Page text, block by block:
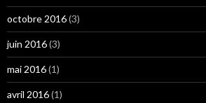
octobre 2016(3)
juin 2016(3)
mai 2016(1)
avril 2016(1)